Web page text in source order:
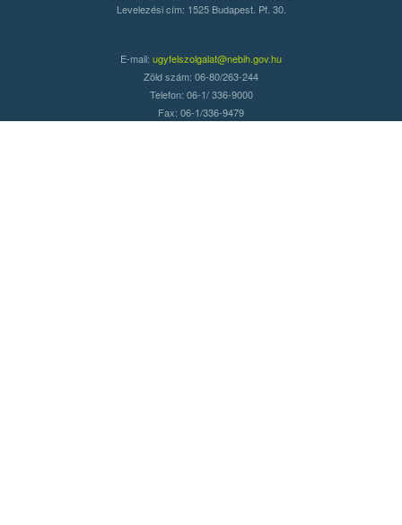
Levelezési cím: 1525 Budapest. Pf. 30.
E-mail: ugyfelszolgalat@nebih.gov.hu
Zöld szám: 06-80/263-244
Telefon: 06-1/ 336-9000
Fax: 06-1/336-9479